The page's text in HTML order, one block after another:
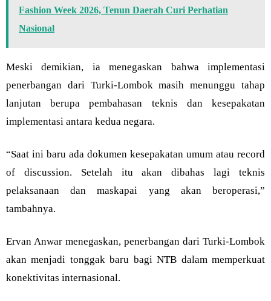
Fashion Week 2026, Tenun Daerah Curi Perhatian
Nasional
Meski demikian, ia menegaskan bahwa implementasi
penerbangan dari Turki-Lombok masih menunggu tahap
lanjutan berupa pembahasan teknis dan kesepakatan
implementasi antara kedua negara.
“Saat ini baru ada dokumen kesepakatan umum atau record
of discussion. Setelah itu akan dibahas lagi teknis
pelaksanaan dan maskapai yang akan beroperasi,”
tambahnya.
Ervan Anwar menegaskan, penerbangan dari Turki-Lombok
akan menjadi tonggak baru bagi NTB dalam memperkuat
konektivitas internasional.